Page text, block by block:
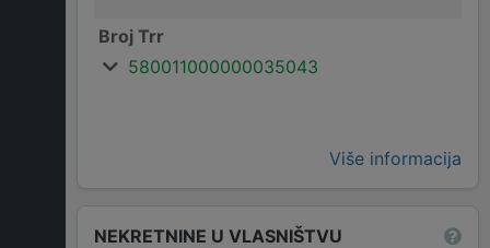
Broj Trr
580011000000035043
Više informacija
NEKRETNINE U VLASNIŠTVU